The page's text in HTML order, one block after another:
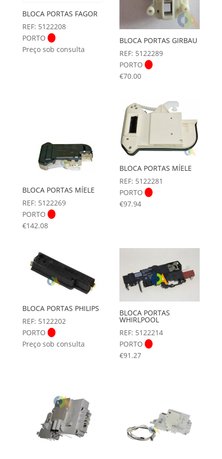
BLOCA PORTAS FAGOR
REF: 5122208
PORTO
Preço sob consulta
BLOCA PORTAS GIRBAU
REF: 5122289
PORTO
€70.00
BLOCA PORTAS MÍELE
REF: 5122269
PORTO
€142.08
BLOCA PORTAS MÍELE
REF: 5122281
PORTO
€97.94
BLOCA PORTAS PHILIPS
REF: 5122202
PORTO
Preço sob consulta
BLOCA PORTAS
WHIRLPOOL
REF: 5122214
PORTO
€91.27